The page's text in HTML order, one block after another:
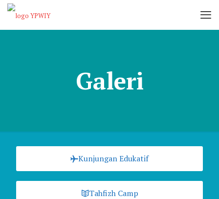
Galeri
Kunjungan Edukatif
Tahfizh Camp